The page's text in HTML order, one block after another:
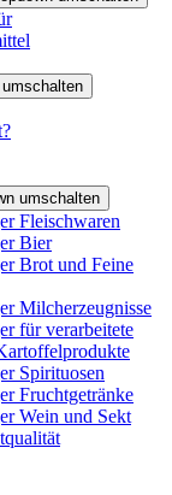
umschalten
umschalten
Fleischwaren
Bier
Brot und Feine
Milcherzeugnisse
für verarbeitete
Spirituosen
Fruchtgetränke
Wein und Sekt